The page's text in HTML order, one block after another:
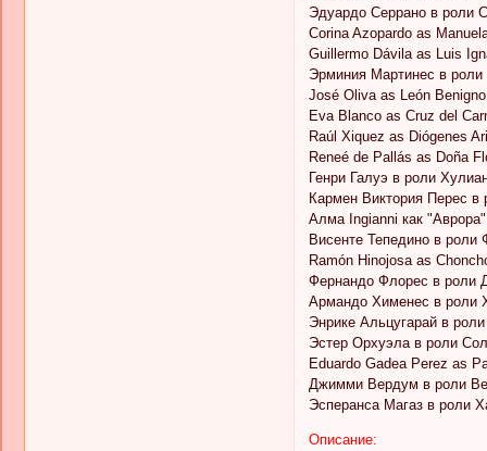
Эдуардо Серрано в роли
Corina Azopardo as
Guillermo Dávila as Luis
Эрминия Мартинес в
José Oliva as León
Eva Blanco as Cruz del
Raúl Xiquez as Diógenes
Reneé de Pallás as Doña
Генри Галуэ в роли
Кармен Виктория Перес в
Алма Ingianni как "Аврора"
Висенте Тепедино в
Ramón Hinojosa as
Фернандо Флорес в роли
Армандо Хименес в роли
Энрике Альцугарай в
Эстер Орхуэла в роли
Eduardo Gadea Perez as
Джимми Вердум в роли
Эсперанса Магаз в роли
Описание: